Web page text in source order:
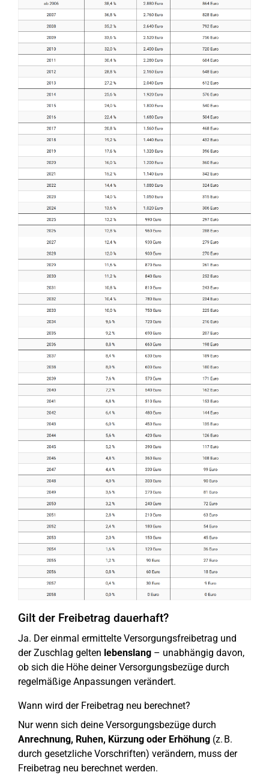
Gilt der Freibetrag dauerhaft?
Ja. Der einmal ermittelte Versorgungsfreibetrag und
der Zuschlag gelten lebenslang – unabhängig davon,
ob sich die Höhe deiner Versorgungsbezüge durch
regelmäßige Anpassungen verändert.
Wann wird der Freibetrag neu berechnet?
Nur wenn sich deine Versorgungsbezüge durch
Anrechnung, Ruhen, Kürzung oder Erhöhung (z. B.
durch gesetzliche Vorschriften) verändern, muss der
Freibetrag neu berechnet werden.